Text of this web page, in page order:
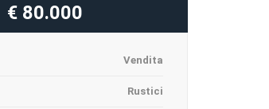
€ 80.000
Vendita
Rustici